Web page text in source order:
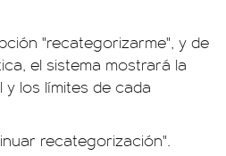
"recategorizarme", y de
el sistema mostrará la
los límites de cada
recategorización".